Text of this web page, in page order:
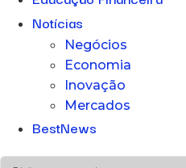
Notícias
Negócios
Economia
Inovação
Mercados
BestNews